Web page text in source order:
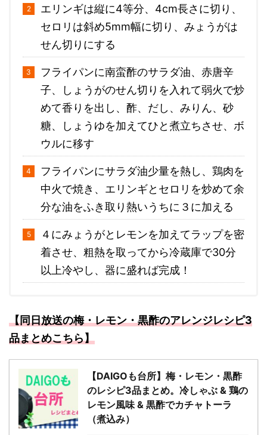
エリンギは縦に4等分、4cm長さに切り、
セロリは斜め5mm幅に切り、みょうがは
せん切りにする
フライパンに南蛮酢のサラダ油、赤唐辛
子、しょうがのせん切りを入れて弱火で炒
めて香りを出し、酢、だし、みりん、砂
糖、しょうゆを加えてひと煮立ちさせ、ボ
ウルに移す
フライパンにサラダ油少量を熱し、鶏肉を
中火で焼き、エリンギとセロリを炒めて余
分な油をふき取り熱いうちに３に加える
４にみょうがとレモンを加えてラップを密
着させ、粗熱を取ってから冷蔵庫で30分
以上冷やし、器に盛れば完成！
【同日放送の梅・レモン・黒酢のアレンジレシピ3
品まとめこちら】
【DAIGOも台所】梅・レモン・黒酢
のレシピ3品まとめ。冷しゃぶ & 鶏の
レモン風味 & 黒酢でカチャトーラ
（煮込み）